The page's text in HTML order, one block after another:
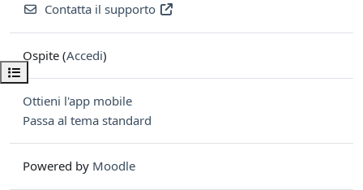
Apri indice del corso
Contatta il supporto
Ospite (Accedi)
Ottieni l'app mobile
Passa al tema standard
Powered by Moodle